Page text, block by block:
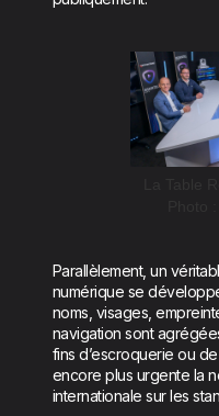
Parallèlement, un
numérique se
noms, visages,
navigation sont
fins d’escroquerie ou
encore plus urgente la
internationale sur les